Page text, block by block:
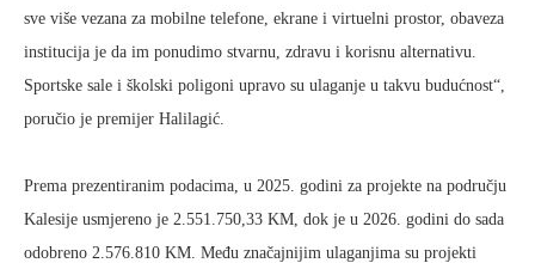
sve više vezana za mobilne telefone, ekrane i virtuelni prostor, obaveza
institucija je da im ponudimo stvarnu, zdravu i korisnu alternativu.
Sportske sale i školski poligoni upravo su ulaganje u takvu budućnost“,
poručio je premijer Halilagić.
Prema prezentiranim podacima, u 2025. godini za projekte na području
Kalesije usmjereno je 2.551.750,33 KM, dok je u 2026. godini do sada
odobreno 2.576.810 KM. Među značajnijim ulaganjima su projekti